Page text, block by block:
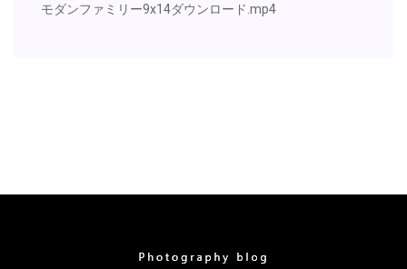
モダンファミリー9x14ダウンロード.mp4